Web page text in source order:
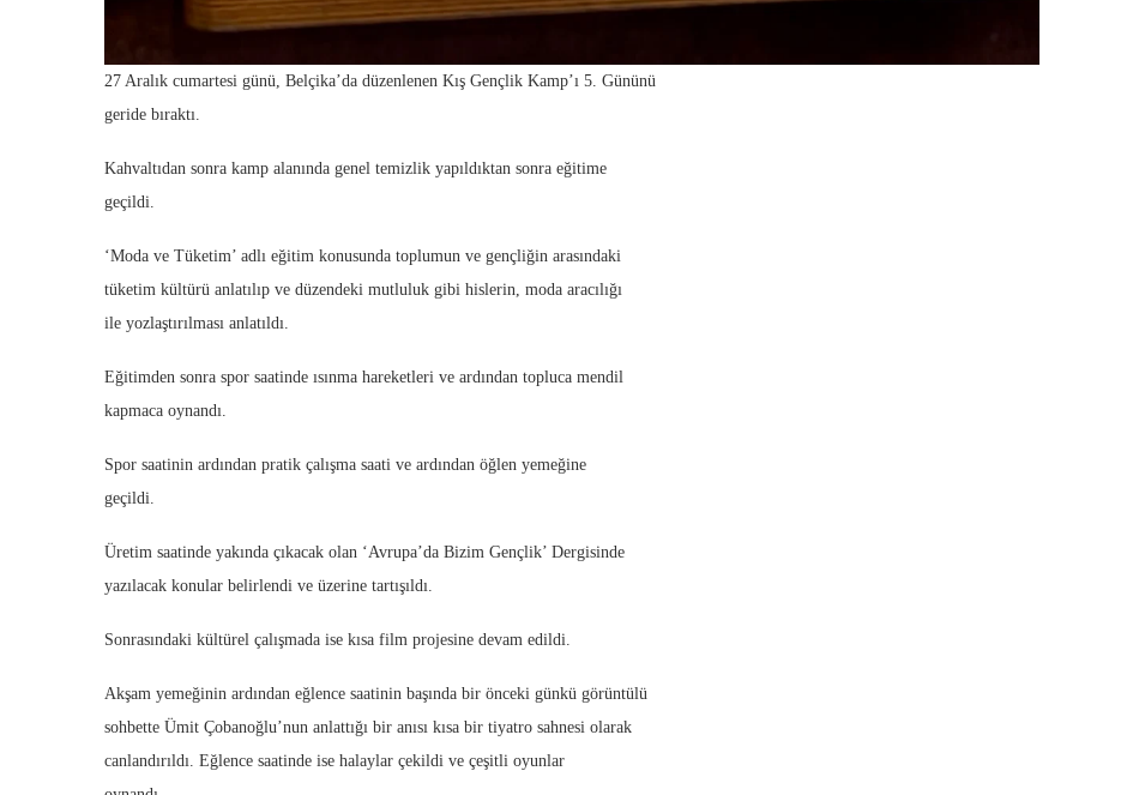
27 Aralık cumartesi günü, Belçika’da düzenlenen Kış Gençlik Kamp’ı 5. Gününü
geride bıraktı.
Kahvaltıdan sonra kamp alanında genel temizlik yapıldıktan sonra eğitime
geçildi.
‘Moda ve Tüketim’ adlı eğitim konusunda toplumun ve gençliğin arasındaki
tüketim kültürü anlatılıp ve düzendeki mutluluk gibi hislerin, moda aracılığı
ile yozlaştırılması anlatıldı.
Eğitimden sonra spor saatinde ısınma hareketleri ve ardından topluca mendil
kapmaca oynandı.
Spor saatinin ardından pratik çalışma saati ve ardından öğlen yemeğine
geçildi.
Üretim saatinde yakında çıkacak olan ‘Avrupa’da Bizim Gençlik’ Dergisinde
yazılacak konular belirlendi ve üzerine tartışıldı.
Sonrasındaki kültürel çalışmada ise kısa film projesine devam edildi.
Akşam yemeğinin ardından eğlence saatinin başında bir önceki günkü görüntülü
sohbette Ümit Çobanoğlu’nun anlattığı bir anısı kısa bir tiyatro sahnesi olarak
canlandırıldı. Eğlence saatinde ise halaylar çekildi ve çeşitli oyunlar